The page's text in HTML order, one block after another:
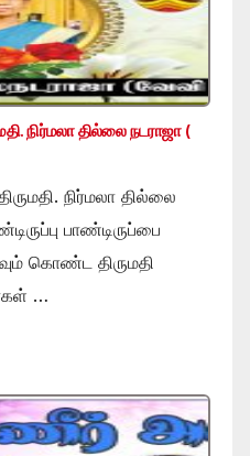
நிர்மலா தில்லை நடராஜா (
நிர்மலா தில்லை
பாண்டிருப்பை
கொண்ட திருமதி
…